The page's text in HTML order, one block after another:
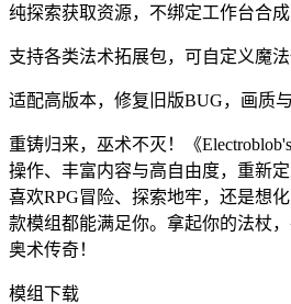
纯探索获取资源，不绑定工作台合
支持各类法术拓展包，可自定义魔
适配高版本，修复旧版BUG，画质
重铸归来，巫术不灭！《
操作、丰富内容与高自由度，重新
喜欢RPG冒险、探索地牢，还是想
款模组都能满足你。拿起你的法杖
奥术传奇！
模组下载